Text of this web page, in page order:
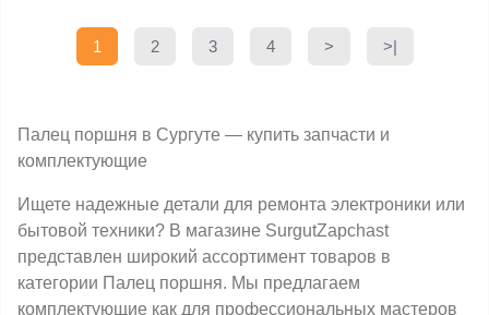
1 2 3 4 > >|
Палец поршня в Сургуте — купить запчасти и
комплектующие
Ищете надежные детали для ремонта электроники или
бытовой техники? В магазине SurgutZapchast
представлен широкий ассортимент товаров в
категории Палец поршня. Мы предлагаем
комплектующие как для профессиональных мастеров